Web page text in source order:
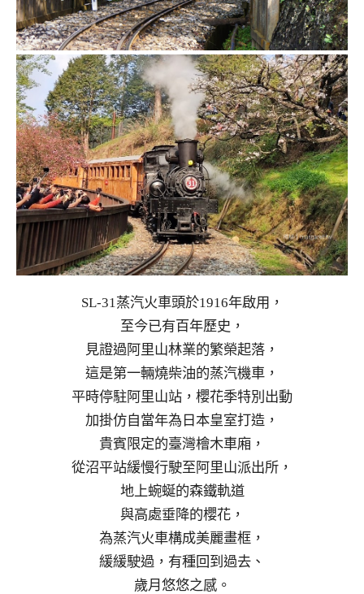
SL-31蒸汽火車頭於1916年啟用，
至今已有百年歷史，
見證過阿里山林業的繁榮起落，
這是第一輛燒柴油的蒸汽機車，
平時停駐阿里山站，櫻花季特別出動
加掛仿自當年為日本皇室打造，
貴賓限定的臺灣檜木車廂，
從沼平站緩慢行駛至阿里山派出所，
地上蜿蜒的森鐵軌道
與高處垂降的櫻花，
為蒸汽火車構成美麗畫框，
緩緩駛過，有種回到過去、
歲月悠悠之感。